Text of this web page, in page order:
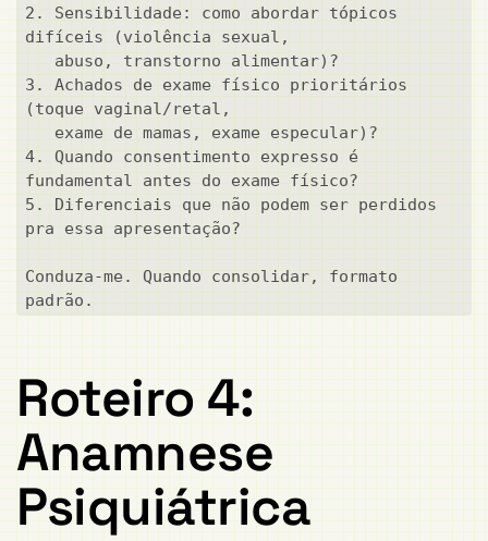
2. Sensibilidade: como abordar tópicos
difíceis (violência sexual,
3. Achados de exame físico prioritários
(toque vaginal/retal,
4. Quando consentimento expresso é
fundamental antes do exame físico?
5. Diferenciais que não podem ser perdidos
pra essa apresentação?
Conduza-me. Quando consolidar, formato
padrão.
Roteiro 4:
Anamnese
Psiquiátrica